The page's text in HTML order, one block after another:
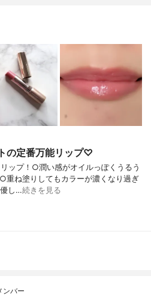
の定番万能リップ♡
ップ！○潤い感がオイルっぽくうるう
ね塗りしてもカラーが濃くなり過ぎ
し…続きを見る
ンバー